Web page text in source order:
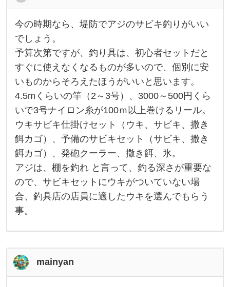
理
は
純
に
、
「
ル
ア
今
の
時
期
な
ら
、
堤
防
ア
ジ
の
サ
ビ
キ
釣
り
い
い
で
し
ょ
。
算
次
第
で
今の時期なら、堤防でアジのサビキ釣りがいい
でしょう。
予算次第ですが、釣り具は、初心者セットだと
すぐに使えなくなるものが多いので、個別に安
いものからそろえたほうがいいと思います。
4.5mくらいの竿（2～3号）、3000～500円くら
いで3号ナイロン糸が100ｍ以上巻けるリール。
ウキサビキ仕掛けセット（ウキ、サビキ、撒き
餌カゴ）、予備のサビキセット（サビキ、撒き
餌カゴ）、発砲クーラー、撒き餌、氷。
アジは、棚を釣れ と言って、釣る深さが重要な
ので、サビキセットにウキがついていない場
合、釣具店の店員に適したウキを選んでもらう
事。
mainyan